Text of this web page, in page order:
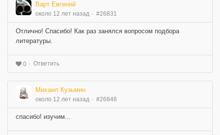
Варт Евгений
около 12 лет назад #26831
Отлично! Спасибо! Как раз занялся вопросом подбора
литературы.
0 Ответить
Михаил Кузьмин
около 12 лет назад #26848
спасибо! изучим...